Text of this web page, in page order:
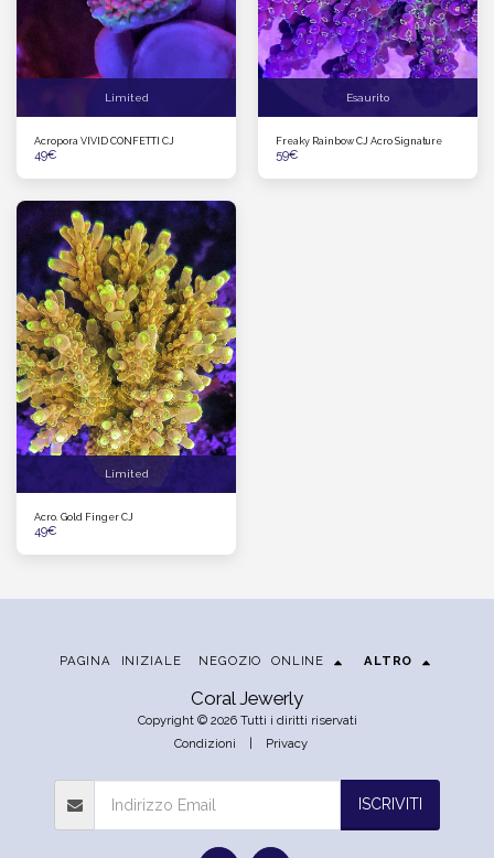
Limited
Acropora VIVID CONFETTI CJ
49€
Esaurito
Freaky Rainbow CJ Acro Signature
59€
Limited
Acro. Gold Finger CJ
49€
Coral Jewerly
Copyright © 2026 Tutti i diritti riservati
Condizioni
Privacy
PAGINA INIZIALE NEGOZIO ONLINE ALTRO
ISCRIVITI